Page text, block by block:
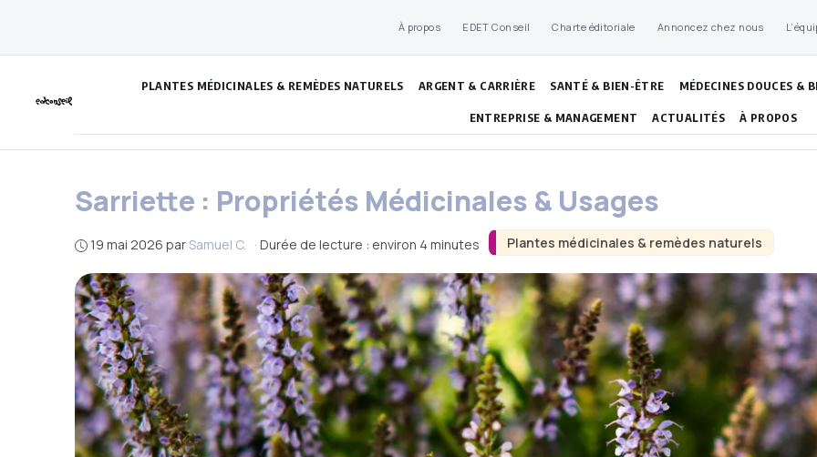
contenu
À propos EDET Conseil Charte éditoriale Annoncez chez nous
PLANTES MÉDICINALES & REMÈDES NATURELS ARGENT & CARRIÈRE SANTÉ & BIEN-ÊTRE MÉDECINES DOUCES &
ENTREPRISE & MANAGEMENT ACTUALITÉS À PROPOS
Plantes médicinales & remèdes naturels
Sarriette : Propriétés Médicinales & Usages
19 mai 2026 parSamuel C. · Durée de lecture : environ 4 minutes